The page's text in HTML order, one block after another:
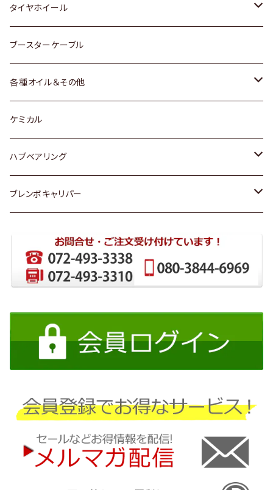
スバル
レクサス
三菱
スバル
ダイハツ
マツダ
三菱
スバル
ダイハツ
スバル
日産
ダイハツ
マツダ
日産
ダイハツ
マツダ
スバル
マツダ
タイヤホイール
トヨタ
ホンダ
スズキ
日産
ダイハツ
ブースターケーブル
各種オイル＆その他
ディーデル洗浄添加剤
ケミカル
ハブベアリング
トヨタ
スズキ
ダイハツ
三菱
ブレンボキャリパー
日産
スバル